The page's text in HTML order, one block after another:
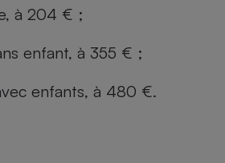
à 204 € ;
enfant, à 355 € ;
enfants, à 480 €.